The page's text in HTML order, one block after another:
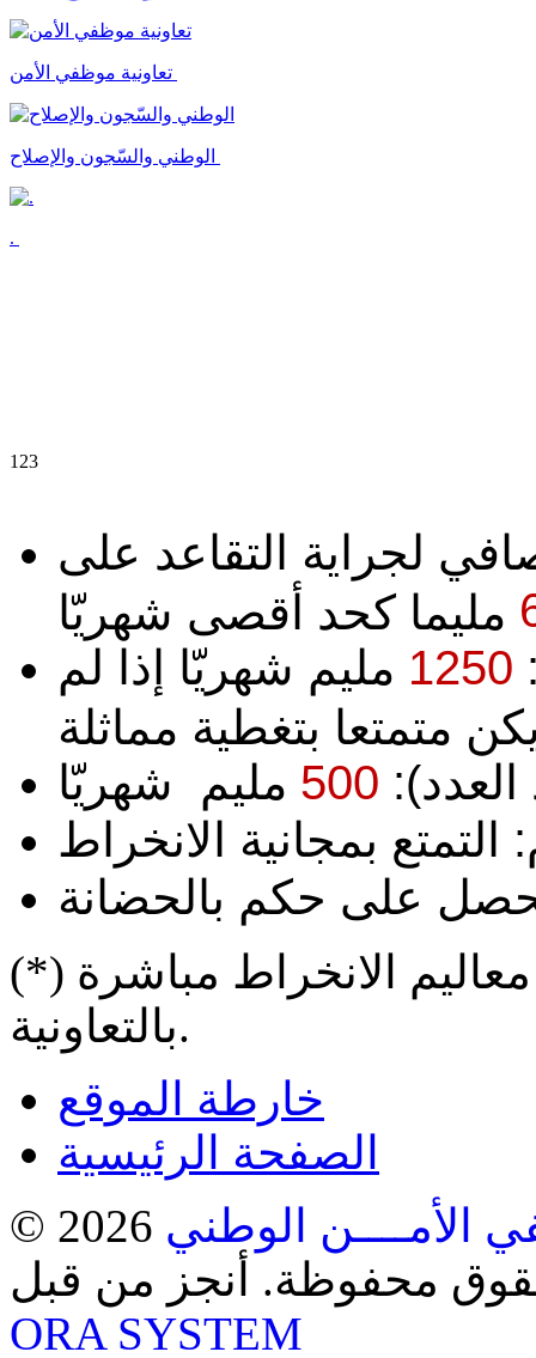
.
1 23
لجراية التقاعد على
1250 مليم شهريّا إذا لم
التمتع بمجانية الانخراط
(*) يتعين على المتقاعد إيداع معاليم الانخراط مباشرة
بالتعاونية.
خارطة الموقع
الصفحة الرئيسية
الأمــــن الوطني
محفوظة. أنجز من قبل
ORA SYSTEM